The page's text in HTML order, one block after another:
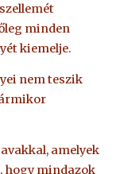
minden
kiemelje.
nem teszik
amelyek
hogy mindazok